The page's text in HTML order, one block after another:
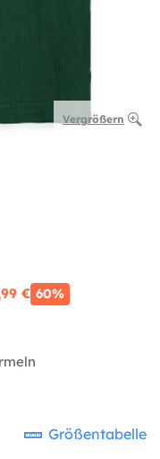
Vergrößern
€ 60%
Größentabelle